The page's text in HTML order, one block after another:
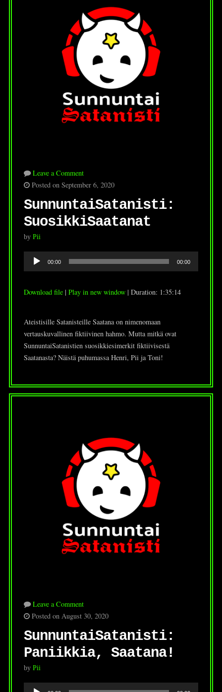
Leave a Comment
Posted on September 6, 2020
SunnuntaiSatanisti:
SuosikkiSaatanat
by Pii
Audio
00:00 00:00
Download file| Play in new window| Duration: 1:35:14
Ateistisille Satanisteille Saatana on nimenomaan
vertauskuvallinen fiktiivinen hahmo. Mutta mitkä ovat
SunnuntaiSatanistien suosikkiesimerkit fiktiivisestä
Saatanasta? Näistä puhumassa Henri, Pii ja Toni!
Leave a Comment
Posted on August 30, 2020
SunnuntaiSatanisti:
Paniikkia, Saatana!
by Pii
Audio